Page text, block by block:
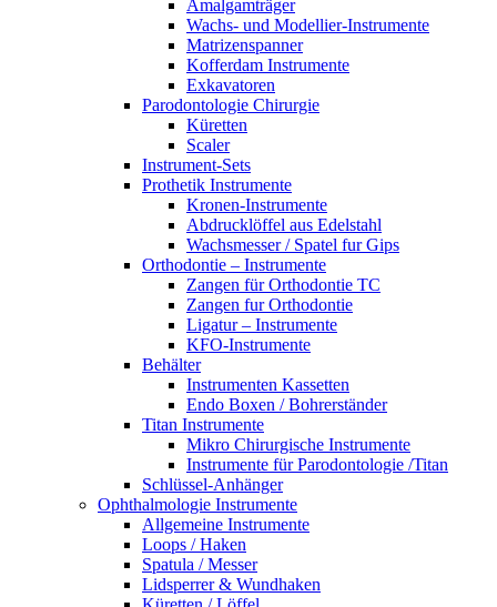
Amalgamträger
Wachs- und Modellier-Instrumente
Matrizenspanner
Kofferdam Instrumente
Exkavatoren
Parodontologie Chirurgie
Küretten
Scaler
Instrument-Sets
Prothetik Instrumente
Kronen-Instrumente
Abdrucklöffel aus Edelstahl
Wachsmesser / Spatel fur Gips
Orthodontie – Instrumente
Zangen für Orthodontie TC
Zangen fur Orthodontie
Ligatur – Instrumente
KFO-Instrumente
Behälter
Instrumenten Kassetten
Endo Boxen / Bohrerständer
Titan Instrumente
Mikro Chirurgische Instrumente
Instrumente für Parodontologie /Titan
Schlüssel-Anhänger
Ophthalmologie Instrumente
Allgemeine Instrumente
Loops / Haken
Spatula / Messer
Lidsperrer & Wundhaken